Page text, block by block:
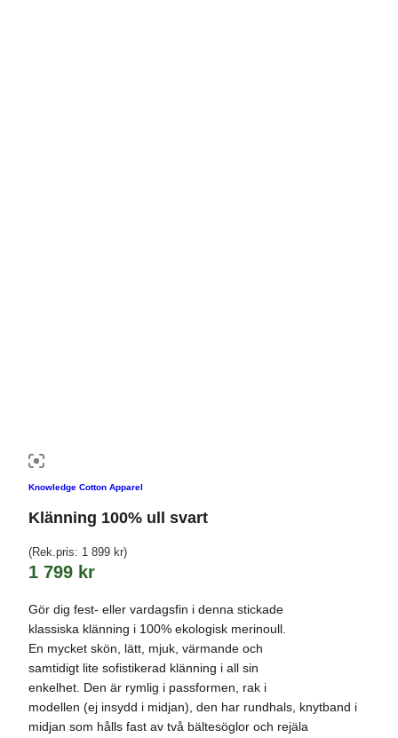
Knowledge Cotton Apparel
Klänning 100% ull svart
(Rek.pris: 1 899 kr)
1 799 kr
Gör dig fest- eller vardagsfin i denna stickade
klassiska klänning i 100% ekologisk merinoull.
En mycket skön, lätt, mjuk, värmande och
samtidigt lite sofistikerad klänning i all sin
enkelhet. Den är rymlig i passformen, rak i
modellen (ej insydd i midjan), den har rundhals, knytband i
midjan som hålls fast av två bältesöglor och rejäla